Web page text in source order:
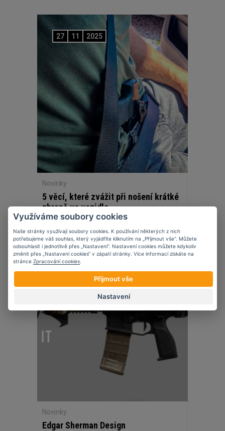
27 11 2025
Novinky
5 věcí, které zvážit při nošení krátké
zbraně ve vozidle
07 11
Novinky
Edgar Sherman Design
Využíváme soubory cookies
Naše stránky využívají soubory cookies. K používání některých z nich
potřebujeme váš souhlas, který vyjádříte kliknutím na „Přijmout vše“. Můžete
odsouhlasit i jednotlivě přes „Nastavení“. Nastavení cookies můžete kdykoliv
změnit přes „Nastavení cookies“ v zápatí stránky. Více informací získáte na
stránce Zpracování cookies
Přijmout vše
Nastavení